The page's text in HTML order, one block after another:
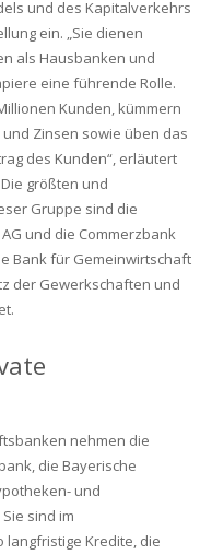
und des Kapitalverkehrs
ein. „Sie dienen
als Hausbanken und
eine führende Rolle.
Kunden, kümmern
Zinsen sowie üben das
des Kunden“, erläutert
größten und
Gruppe sind die
und die Commerzbank
Bank für Gemeinwirtschaft
der Gewerkschaften und
nehmen die
die Bayerische
und
sind im
langfristige Kredite, die